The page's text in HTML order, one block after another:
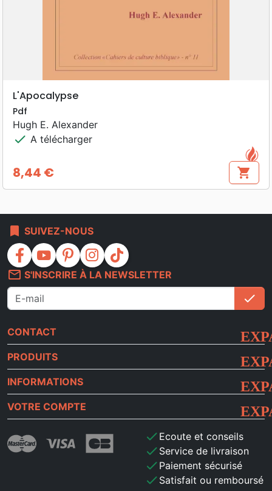
L'Apocalypse
Pdf
Hugh E. Alexander
check A télécharger
Prix
8,44 € shopping_cart
bookmark SUIVEZ-NOUS
facebook youtube pinterest instagram
tiktok
mail_outline S'INSCRIRE À LA NEWSLETTER
check
CONTACT
PRODUITS
INFORMATIONS
VOTRE COMPTE
check Ecoute et conseils
check Service de livraison
check Paiement sécurisé
check Satisfait ou remboursé